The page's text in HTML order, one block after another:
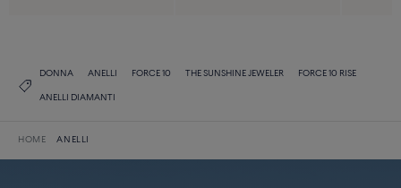
DONNA ANELLI FORCE 10 THE SUNSHINE JEWELER FORCE 10 RISE
ANELLI DIAMANTI
HOME ANELLI